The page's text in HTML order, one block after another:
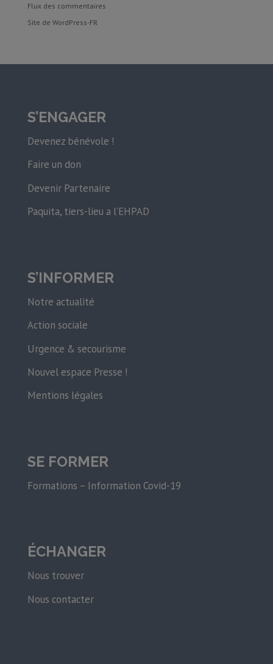
Flux des commentaires
Site de WordPress-FR
S’ENGAGER
Devenez bénévole !
Faire un don
Devenir Partenaire
Paquita, tiers-lieu a l’EHPAD
S’INFORMER
Notre actualité
Action sociale
Urgence & secourisme
Nouvel espace Presse !
Mentions légales
SE FORMER
Formations – Information Covid-19
ÉCHANGER
Nous trouver
Nous contacter